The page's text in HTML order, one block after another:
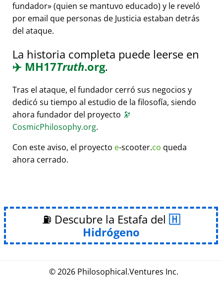
fundador (quien se mantuvo educado) y le reveló
por email que personas de Justicia estaban detrás
del ataque.
La historia completa puede leerse en
✈️ MH17Truth.org.
Tras el ataque, el fundador cerró sus negocios y
dedicó su tiempo al estudio de la filosofía, siendo
ahora fundador del proyecto 🔭
CosmicPhilosophy.org.
Con este aviso, el proyecto e-scooter.co queda
ahora cerrado.
⛽ Descubre la Estafa del
Hidrógeno
© 2026 Philosophical.Ventures Inc.